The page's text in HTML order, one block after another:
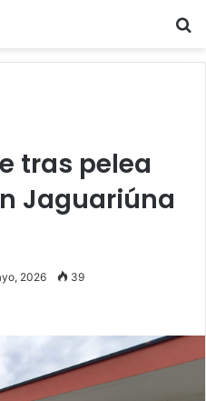
tras pelea
Jaguariúna
2026 39